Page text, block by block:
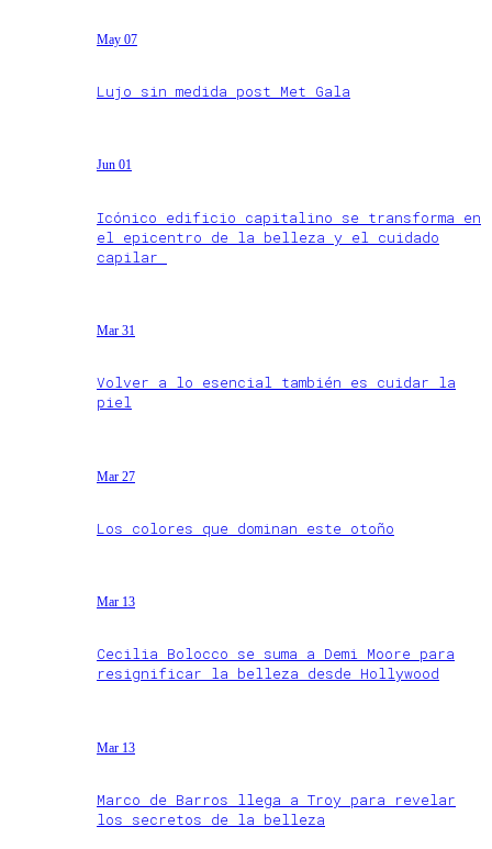
May 07
Lujo sin medida post Met Gala
Jun 01
Icónico edificio capitalino se transforma en
el epicentro de la belleza y el cuidado
capilar
Mar 31
Volver a lo esencial también es cuidar la
piel
Mar 27
Los colores que dominan este otoño
Mar 13
Cecilia Bolocco se suma a Demi Moore para
resignificar la belleza desde Hollywood
Mar 13
Marco de Barros llega a Troy para revelar
los secretos de la belleza